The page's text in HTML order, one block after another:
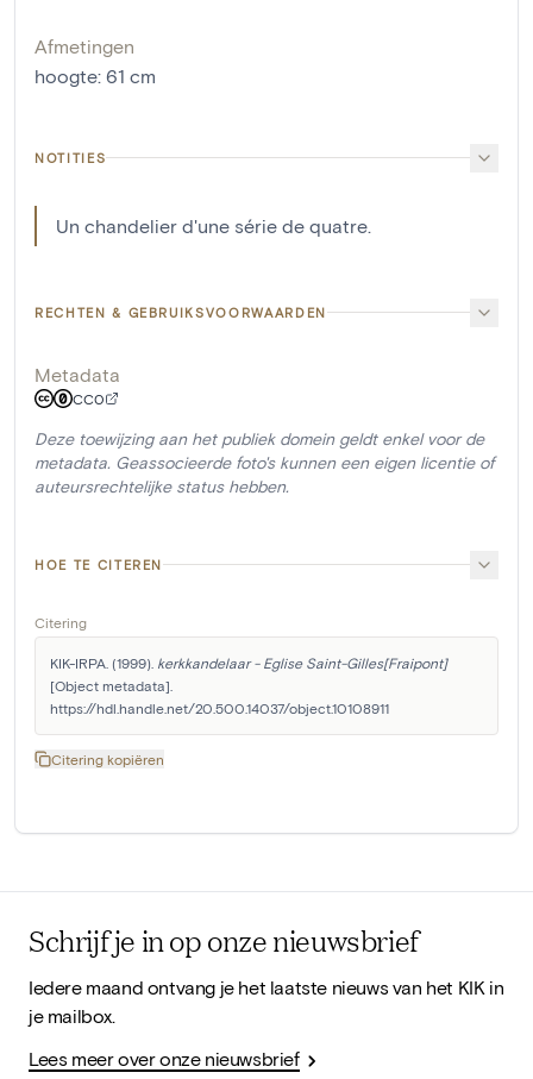
Afmetingen
hoogte: 61 cm
NOTITIES
Un chandelier d'une série de quatre.
RECHTEN & GEBRUIKSVOORWAARDEN
Metadata
CC0
Deze toewijzing aan het publiek domein geldt enkel voor de
metadata. Geassocieerde foto's kunnen een eigen licentie of
auteursrechtelijke status hebben.
HOE TE CITEREN
Citering
KIK-IRPA. (1999). kerkkandelaar - Eglise Saint-Gilles[Fraipont]
[Object metadata].
https://hdl.handle.net/20.500.14037/object.10108911
Citering kopiëren
Schrijf je in op onze nieuwsbrief
Iedere maand ontvang je het laatste nieuws van het KIK in
je mailbox.
Lees meer over onze nieuwsbrief